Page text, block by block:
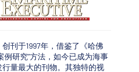
创刊于1997年，借鉴了《哈佛
例研究”方法，如今已成为海事
量最大的刊物。其独特的视